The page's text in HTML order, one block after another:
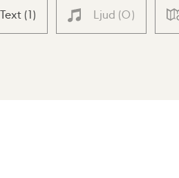
Text (1) Ljud (0)